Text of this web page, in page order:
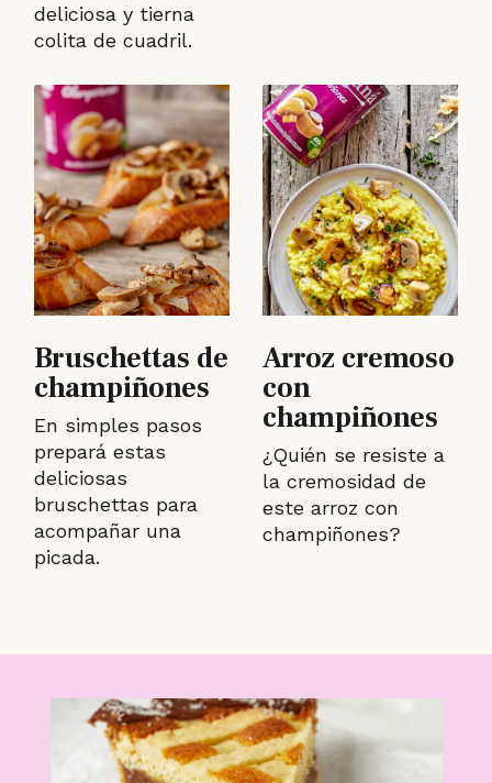
deliciosa y tierna
colita de cuadril.
Bruschettas de
champiñones
En simples pasos
prepará estas
deliciosas
bruschettas para
acompañar una
picada.
Arroz cremoso
con
champiñones
¿Quién se resiste a
la cremosidad de
este arroz con
champiñones?